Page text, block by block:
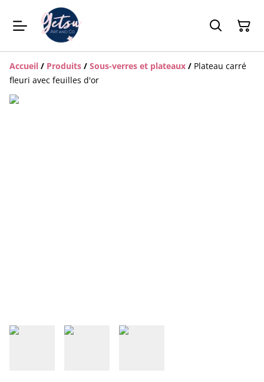
Accueil / Produits / Sous-verres et plateaux / Plateau carré
fleuri avec feuilles d'or